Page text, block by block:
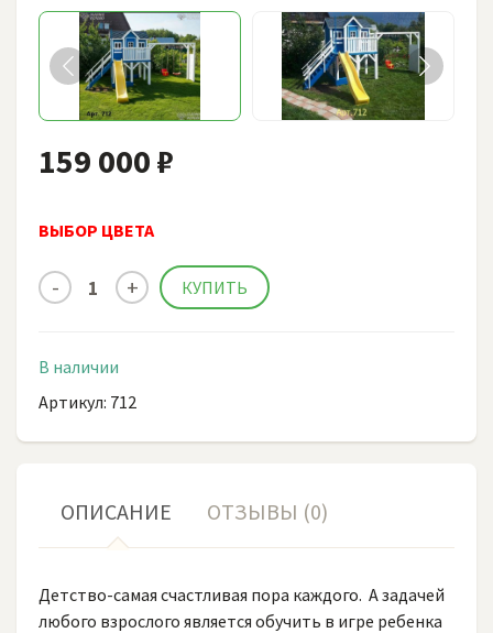
159 000 ₽
ВЫБОР ЦВЕТА
В наличии
Артикул: 712
ОПИСАНИЕ ОТЗЫВЫ (0)
Детство-самая счастливая пора каждого. А задачей
любого взрослого является обучить в игре ребенка